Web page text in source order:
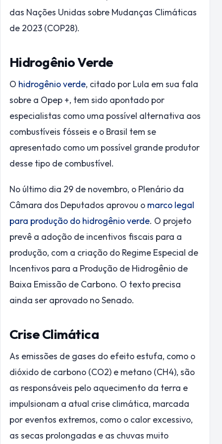
das Nações Unidas sobre Mudanças Climáticas
de 2023 (COP28).
Hidrogênio Verde
O hidrogênio verde, citado por Lula em sua fala
sobre a Opep +, tem sido apontado por
especialistas como uma possível alternativa aos
combustíveis fósseis e o Brasil tem se
apresentado como um possível grande produtor
desse tipo de combustível.
No último dia 29 de novembro, o Plenário da
Câmara dos Deputados aprovou o marco legal
para produção do hidrogênio verde. O projeto
prevê a adoção de incentivos fiscais para a
produção, com a criação do Regime Especial de
Incentivos para a Produção de Hidrogênio de
Baixa Emissão de Carbono. O texto precisa
ainda ser aprovado no Senado.
Crise Climática
As emissões de gases do efeito estufa, como o
dióxido de carbono (CO2) e metano (CH4), são
as responsáveis pelo aquecimento da terra e
impulsionam a atual crise climática, marcada
por eventos extremos, como o calor excessivo,
as secas prolongadas e as chuvas muito